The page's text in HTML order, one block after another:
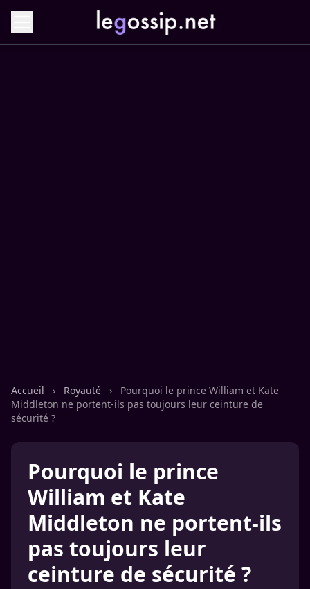
Accueil › Royauté ›
Pourquoi le prince William et Kate
Middleton ne portent-ils pas toujours leur ceinture de
sécurité ?
Pourquoi le prince
William et Kate
Middleton ne portent-ils
pas toujours leur
ceinture de sécurité ?